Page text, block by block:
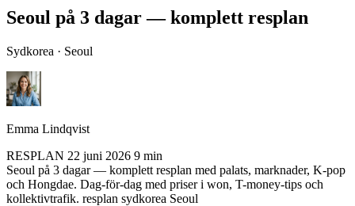
Seoul på 3 dagar — komplett resplan
Sydkorea · Seoul
Emma Lindqvist
RESPLAN 22 juni 2026 9 min
Seoul på 3 dagar — komplett resplan med palats, marknader, K-pop
och Hongdae. Dag-för-dag med priser i won, T-money-tips och
kollektivtrafik. resplan sydkorea Seoul